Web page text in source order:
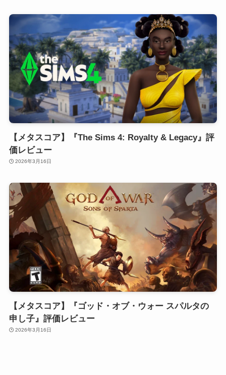
【メタスコア】『The Sims 4: Royalty & Legacy』評
価レビュー
2026年3月16日
【メタスコア】『ゴッド・オブ・ウォー スパルタの
申し子』評価レビュー
2026年3月16日